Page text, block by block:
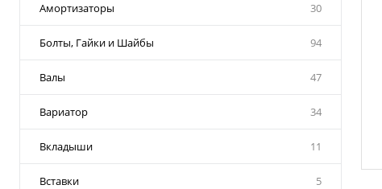
Амортизаторы 30
Болты, Гайки и Шайбы 94
Валы 47
Вариатор 34
Вкладыши 11
Вставки 5